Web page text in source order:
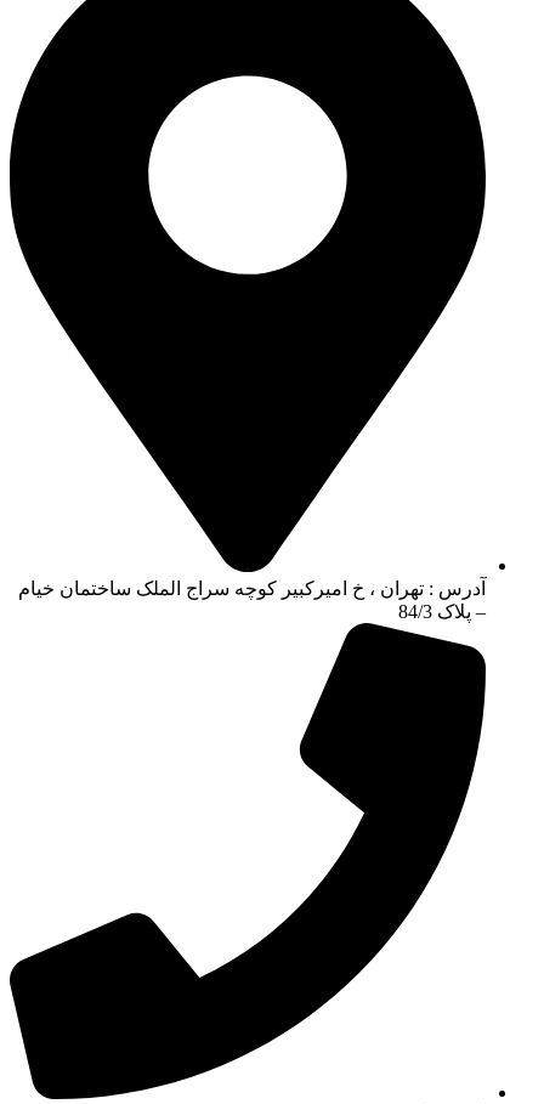
آدرس : تهران ، خ امیرکبیر کوچه سراج الملک ساختمان خیام
– پلاک 84/3